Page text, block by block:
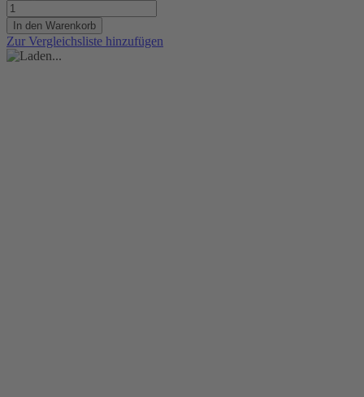
In den Warenkorb
Zur Vergleichsliste hinzufügen